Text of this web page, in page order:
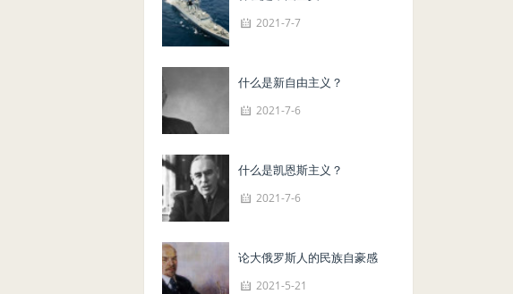
2021-7-7
什么是新自由主义？
2021-7-6
什么是凯恩斯主义？
2021-7-6
论大俄罗斯人的民族自豪感
2021-5-21